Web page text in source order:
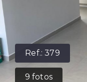
Ref.:379
9 fotos